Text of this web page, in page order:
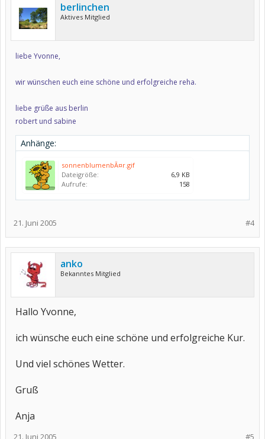
berlinchen
Aktives Mitglied
liebe Yvonne,
wir wünschen euch eine schöne und erfolgreiche reha.
liebe grüße aus berlin
robert und sabine
Anhänge:
sonnenblumenbÃ¤r.gif
Dateigröße:
6,9 KB
Aufrufe:
158
#4
21. Juni 2005
anko
Bekanntes Mitglied
Hallo Yvonne,
ich wünsche euch eine schöne und erfolgreiche Kur.
Und viel schönes Wetter.
Gruß
Anja
#5
21. Juni 2005